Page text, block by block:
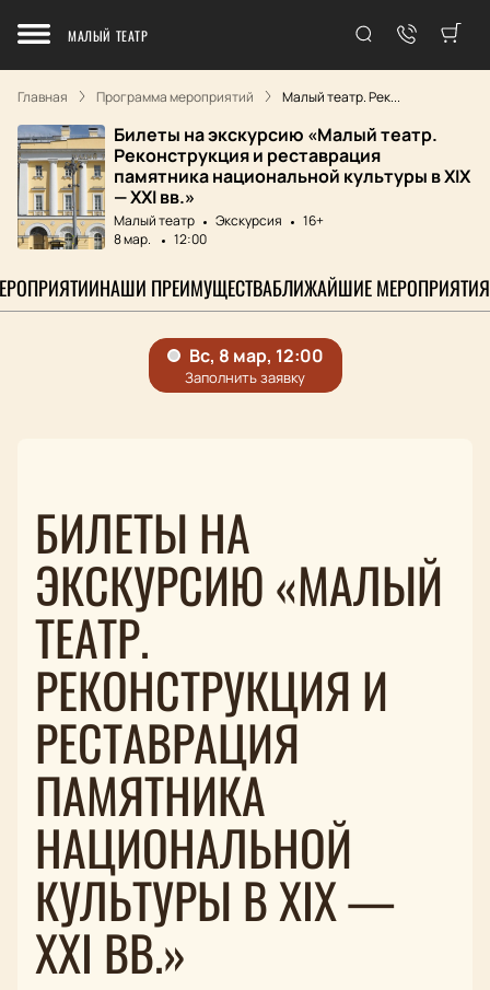
МАЛЫЙ ТЕАТР
Главная Программа мероприятий Малый театр. Рек...
Билеты на экскурсию «Малый театр.
Реконструкция и реставрация
памятника национальной культуры в XIX
— XXI вв.»
Малый театр Экскурсия
16+
8 мар.
12:00
НАШИ ПРЕИМУЩЕСТВАБЛИЖАЙШИЕ МЕРОПРИЯТИЯ
БИЛЕТЫ НА
ЭКСКУРСИЮ «МАЛЫЙ
ТЕАТР.
РЕКОНСТРУКЦИЯ И
РЕСТАВРАЦИЯ
ПАМЯТНИКА
НАЦИОНАЛЬНОЙ
КУЛЬТУРЫ В XIX —
XXI ВВ.»